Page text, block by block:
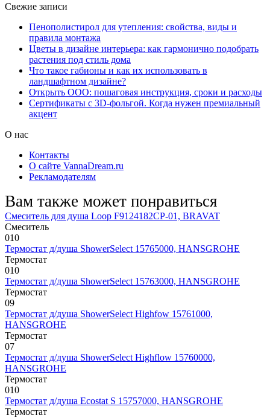
Свежие записи
Пенополистирол для утепления: свойства, виды и
правила монтажа
Цветы в дизайне интерьера: как гармонично подобрать
растения под стиль дома
Что такое габионы и как их использовать в
ландшафтном дизайне?
Открыть ООО: пошаговая инструкция, сроки и расходы
Сертификаты с 3D-фольгой. Когда нужен премиальный
акцент
О нас
Контакты
О сайте VannaDream.ru
Рекламодателям
Вам также может понравиться
Смеситель для душа Loop F9124182CP-01, BRAVAT
Смеситель
010
Термостат д/душа ShowerSelect 15765000, HANSGROHE
Термостат
010
Термостат д/душа ShowerSelect 15763000, HANSGROHE
Термостат
09
Термостат д/душа ShowerSelect Highfow 15761000,
HANSGROHE
Термостат
07
Термостат д/душа ShowerSelect Highflow 15760000,
HANSGROHE
Термостат
010
Термостат д/душа Ecostat S 15757000, HANSGROHE
Термостат